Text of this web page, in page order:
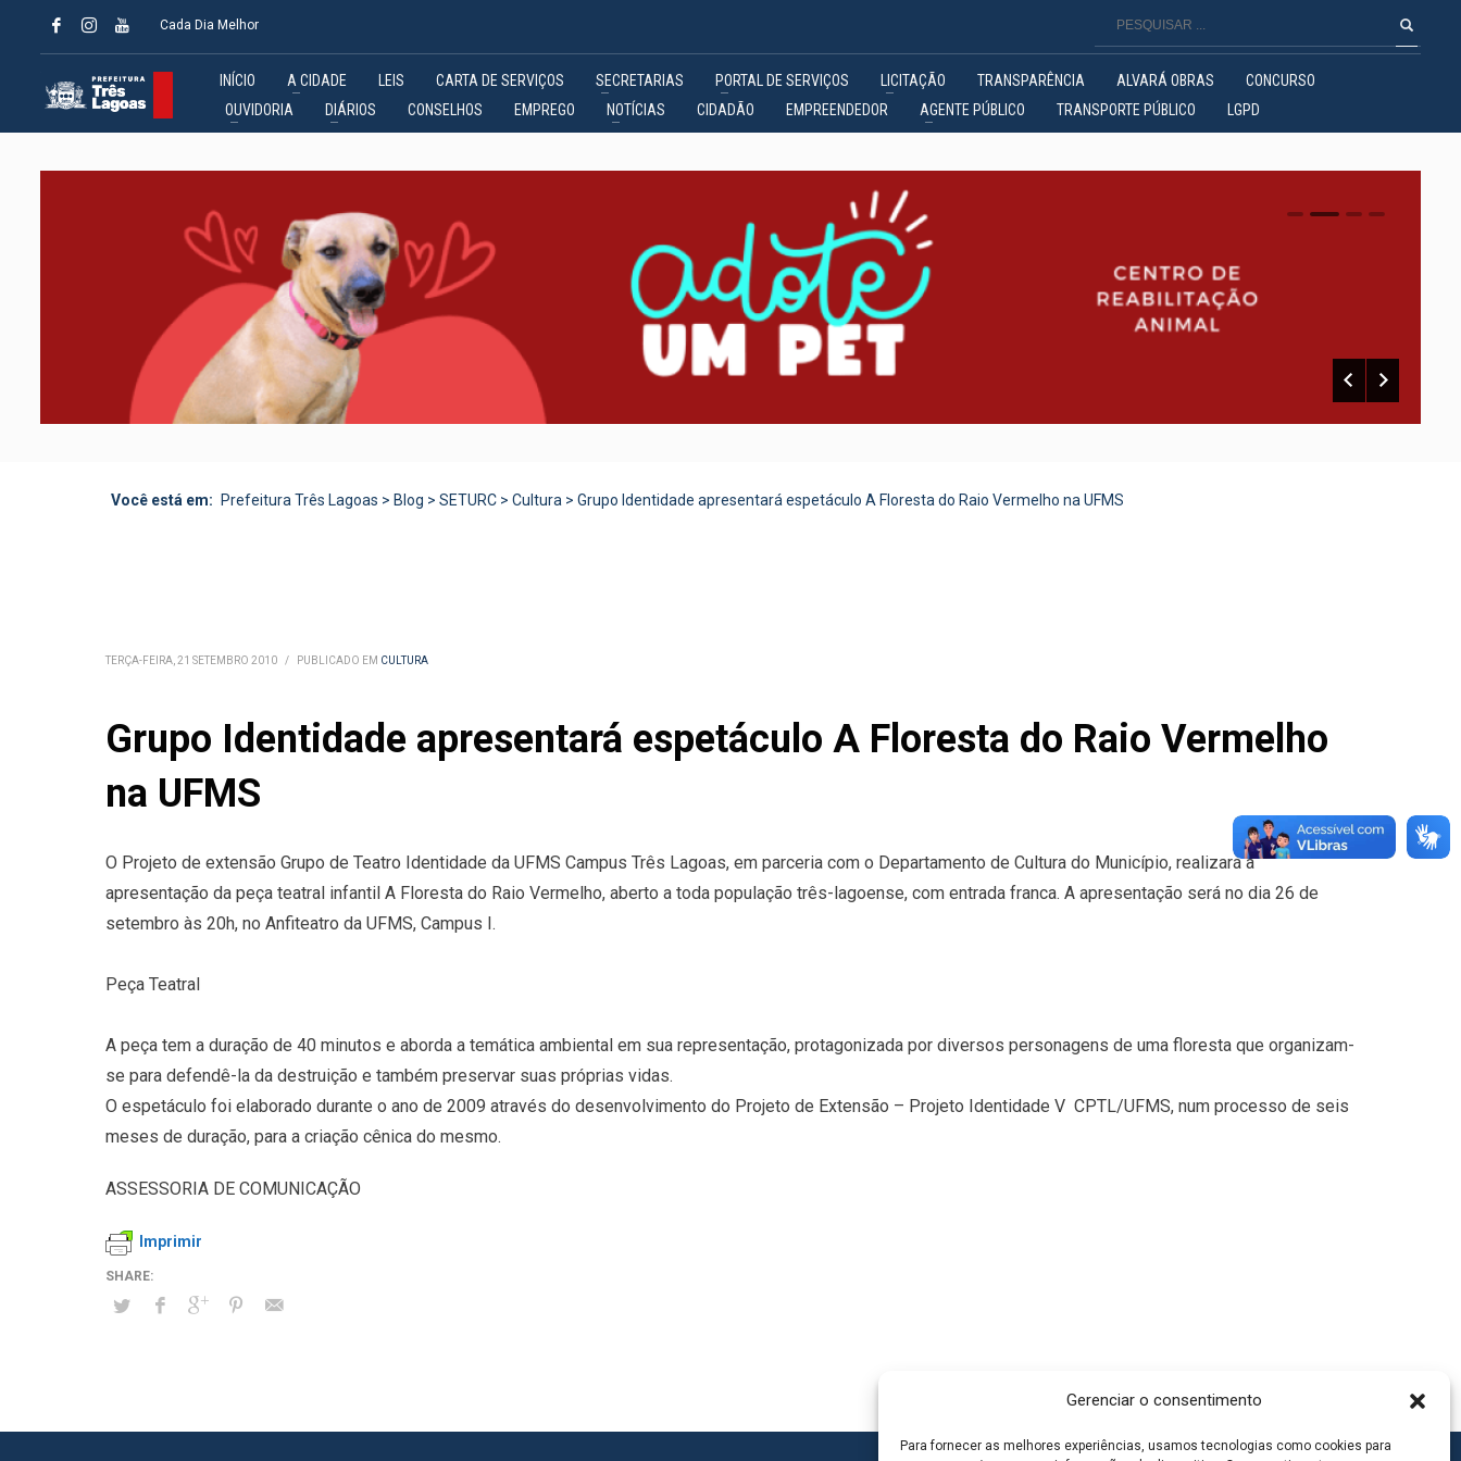
Gerenciar o consentimento
Para fornecer as melhores experiências, usamos tecnologias como cookies para
Cada Dia Melhor
INÍCIO A CIDADE LEIS CARTA DE SERVIÇOS SECRETARIAS PORTAL DE SERVIÇOS LICITAÇÃO TRANSPARÊNCIA ALVARÁ OBRAS
CONCURSO
OUVIDORIA
DIÁRIOS CONSELHOS EMPREGO NOTÍCIAS CIDADÃO EMPREENDEDOR AGENTE PÚBLICO TRANSPORTE PÚBLICO LGPD
0 1 2
Você está em: Prefeitura Três Lagoas > Blog > SETURC > Cultura > Grupo Identidade apresentará espetáculo A Floresta do Raio Vermelho na UFMS
TERÇA-FEIRA, 21 SETEMBRO 2010 / PUBLICADO EM CULTURA
Grupo Identidade apresentará espetáculo A Floresta do Raio Vermelho
na UFMS
O Projeto de extensão Grupo de Teatro Identidade da UFMS Campus Três Lagoas, em parceria com o Departamento de Cultura do Município, realizará a
apresentação da peça teatral infantil A Floresta do Raio Vermelho, aberto a toda população três-lagoense, com entrada franca. A apresentação será no dia 26 de
setembro às 20h, no Anfiteatro da UFMS, Campus I.
Peça Teatral
A peça tem a duração de 40 minutos e aborda a temática ambiental em sua representação, protagonizada por diversos personagens de uma floresta que organizam-
se para defendê-la da destruição e também preservar suas próprias vidas.
O espetáculo foi elaborado durante o ano de 2009 através do desenvolvimento do Projeto de Extensão – Projeto Identidade V  CPTL/UFMS, num processo de seis
meses de duração, para a criação cênica do mesmo.
ASSESSORIA DE COMUNICAÇÃO
Imprimir